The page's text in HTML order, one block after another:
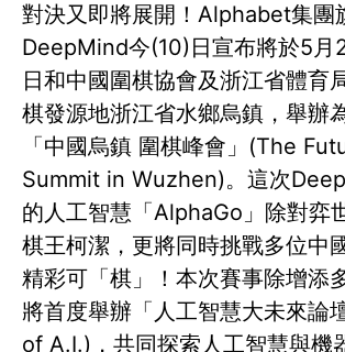
對決又即將展開！Alphabet集團
DeepMind今(10)日宣布將於5月
日和中國圍棋協會及浙江省體育
棋發源地浙江省水鄉烏鎮，舉辦
「中國烏鎮 圍棋峰會」(The
Summit in Wuzhen)。這次
的人工智慧「AlphaGo」除對弈
棋王柯潔，更將同時挑戰多位中
精彩可「棋」！本次賽事除增添
將首度舉辦「人工智慧大未來論
of A.I.)，共同探索人工智慧與機